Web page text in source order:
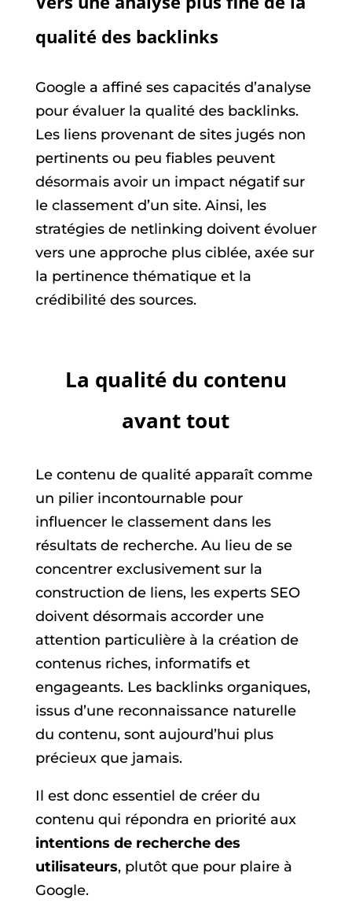
qualité des backlinks
Google a affiné ses capacités d’analyse
pour évaluer la qualité des backlinks.
Les liens provenant de sites jugés non
pertinents ou peu fiables peuvent
désormais avoir un impact négatif sur
le classement d’un site. Ainsi, les
stratégies de netlinking doivent évoluer
vers une approche plus ciblée, axée sur
la pertinence thématique et la
crédibilité des sources.
La qualité du contenu
avant tout
Le contenu de qualité apparaît comme
un pilier incontournable pour
influencer le classement dans les
résultats de recherche. Au lieu de se
concentrer exclusivement sur la
construction de liens, les experts SEO
doivent désormais accorder une
attention particulière à la création de
contenus riches, informatifs et
engageants. Les backlinks organiques,
issus d’une reconnaissance naturelle
du contenu, sont aujourd’hui plus
précieux que jamais.
Il est donc essentiel de créer du
contenu qui répondra en priorité aux
intentions de recherche des
utilisateurs, plutôt que pour plaire à
Google.